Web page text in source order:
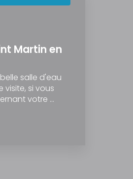
Martin en
salle d'eau
si vous
votre …